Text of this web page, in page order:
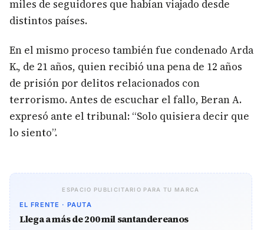
miles de seguidores que habían viajado desde
distintos países.
En el mismo proceso también fue condenado Arda
K., de 21 años, quien recibió una pena de 12 años
de prisión por delitos relacionados con
terrorismo. Antes de escuchar el fallo, Beran A.
expresó ante el tribunal: “Solo quisiera decir que
lo siento”.
ESPACIO PUBLICITARIO PARA TU MARCA
EL FRENTE · PAUTA
Llega a más de 200 mil santandereanos